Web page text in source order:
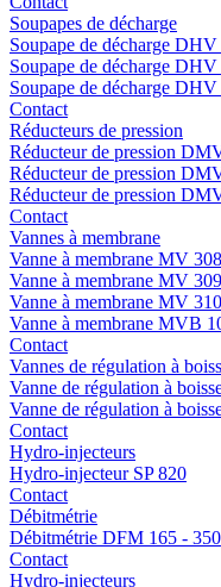
Soupapes de décharge
Soupape de décharge
Soupape de décharge
Soupape de décharge
Contact
Réducteurs de pression
Réducteur de pression
Réducteur de pression
Réducteur de pression
Contact
Vannes à membrane
Vanne à membrane MV 308
Vanne à membrane MV 309
Vanne à membrane MV 310
Vanne à membrane MVB
Contact
Vannes de régulation à
Vanne de régulation à
Vanne de régulation à
Contact
Hydro-injecteurs
Hydro-injecteur SP 820
Contact
Débitmétrie
Débitmétrie DFM 165 - 350
Contact
Hydro-injecteurs